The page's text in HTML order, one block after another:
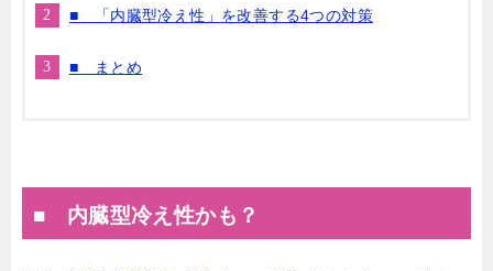
■ 「内臓型冷え性」を改善する4つの対策
■ まとめ
■ 内臓型冷え性かも？